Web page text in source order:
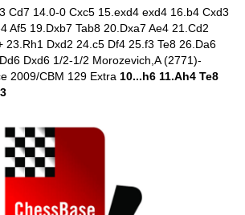
Cd7 14.0-0 Cxc5 15.exd4 exd4 16.b4 Cxd3
Af5 19.Dxb7 Tab8 20.Dxa7 Ae4 21.Cd2
23.Rh1 Dxd2 24.c5 Df4 25.f3 Te8 26.Da6
Dxd6 1/2-1/2 Morozevich,A (2771)-
2009/CBM 129 Extra 10...h6 11.Ah4 Te8